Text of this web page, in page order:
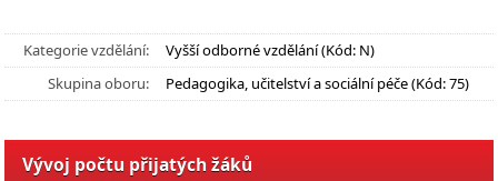
Kategorie vzdělání:
Vyšší odborné vzdělání (Kód: N)
Skupina oboru:
Pedagogika, učitelství a sociální péče (Kód: 75)
Vývoj počtu přijatých žáků